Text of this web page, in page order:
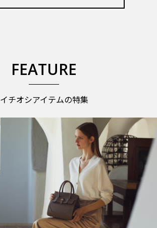
FEATURE
イチオシアイテムの特集